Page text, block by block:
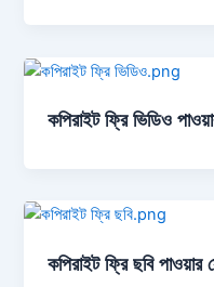
কপিরাইট ফ্রি ভিডিও
কপিরাইট ফ্রি ছবি পাওয়ার